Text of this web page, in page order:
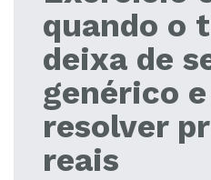
quando o
deixa de
genérico
resolver
reais